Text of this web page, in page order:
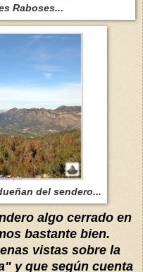
Raboses...
del sendero...
algo cerrado en
bastante bien.
vistas sobre la
" y que según cuenta